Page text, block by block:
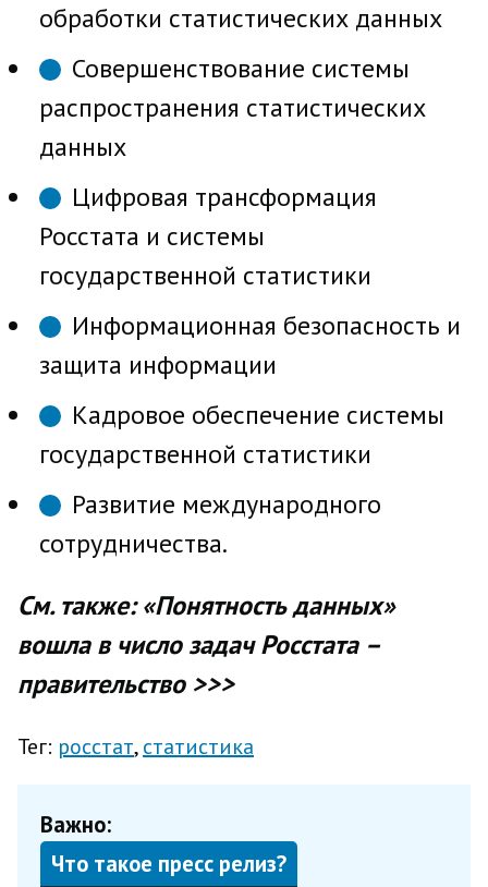
обработки статистических данных
Совершенствование системы
распространения статистических
данных
Цифровая трансформация
Росстата и системы
государственной статистики
Информационная безопасность и
защита информации
Кадровое обеспечение системы
государственной статистики
Развитие международного
сотрудничества.
См. также: «Понятность данных»
вошла в число задач Росстата –
правительство >>>
Тег: росстат статистика
Важно:
Что такое пресс релиз?